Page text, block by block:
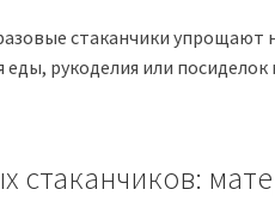
стаканчики
рукоделия или посиделок
стаканчиков: